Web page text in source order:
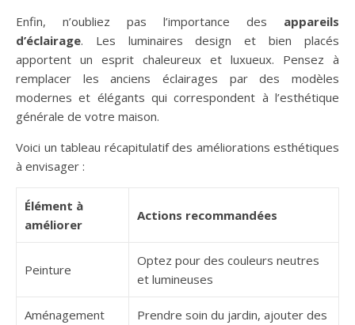
Enfin, n’oubliez pas l’importance des appareils
d’éclairage. Les luminaires design et bien placés
apportent un esprit chaleureux et luxueux. Pensez à
remplacer les anciens éclairages par des modèles
modernes et élégants qui correspondent à l’esthétique
générale de votre maison.
Voici un tableau récapitulatif des améliorations esthétiques
à envisager :
Élément à
améliorer
Actions recommandées
Peinture
Optez pour des couleurs neutres
et lumineuses
Aménagement
Prendre soin du jardin, ajouter des